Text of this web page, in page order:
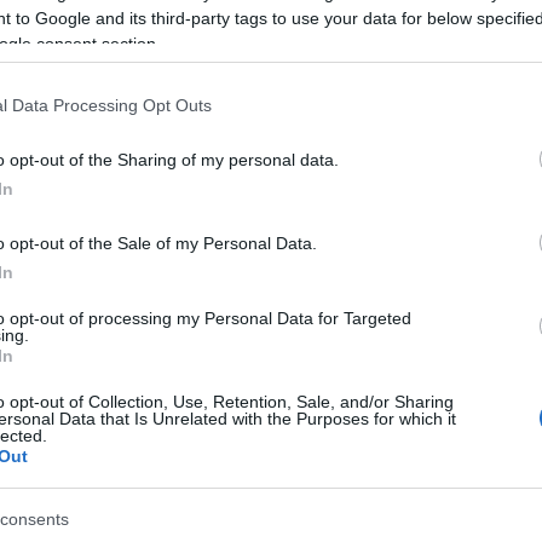
to Google and its third-party tags to use your data for below
consent section.
Data Processing Opt Outs
opt-out of the Sharing of my personal data.
opt-out of the Sale of my Personal Data.
opt-out of processing my Personal Data for Targeted
opt-out of Collection, Use, Retention, Sale, and/or Sharing
Data that Is Unrelated with the Purposes for which it
a tenu à récompenser le joueur merengue